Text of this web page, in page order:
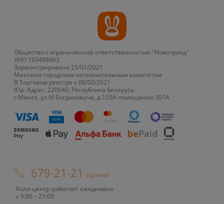
Общество с ограниченной ответственностью "Новотрэнд"
УНП 193498963
Зарегистрировано 25/01/2021
Минским городским исполнительным комитетом
В Торговом реестре с 08/02/2021
Юр. Адрес: 220040, Республика Беларусь
г.Минск, ул.М.Богдановича, д.155А помещение 301А
679-21-21
единый
Колл-центр работает ежедневно
с 9:00 – 21:00